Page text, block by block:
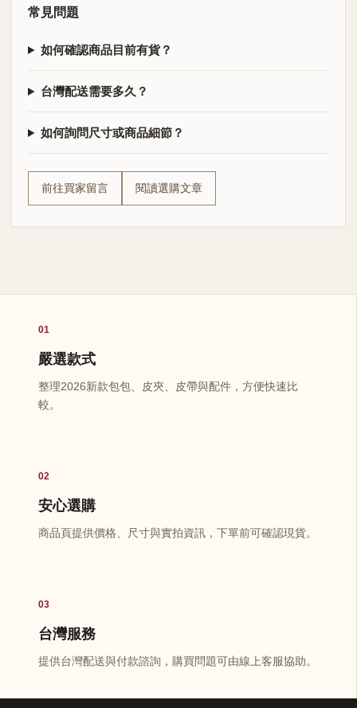
常見問題
如何確認商品目前有貨？
台灣配送需要多久？
如何詢問尺寸或商品細節？
前往買家留言 閱讀選購文章
01
嚴選款式
整理2026新款包包、皮夾、皮帶與配件，方便快速比
較。
02
安心選購
商品頁提供價格、尺寸與實拍資訊，下單前可確認現貨。
03
台灣服務
提供台灣配送與付款諮詢，購買問題可由線上客服協助。